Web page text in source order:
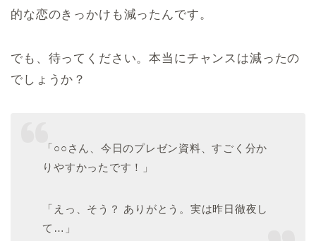
的な恋のきっかけも減ったんです。
でも、待ってください。本当にチャンスは減ったの
でしょうか？
「○○さん、今日のプレゼン資料、すごく分か
りやすかったです！」
「えっ、そう？ ありがとう。実は昨日徹夜し
て…」